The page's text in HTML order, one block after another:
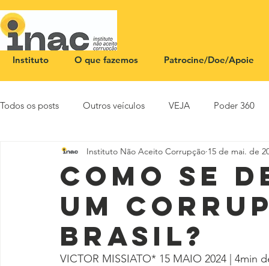
Instituto O que fazemos Patrocine/Doe/Apoie
Todos os posts Outros veículos VEJA Poder 360
NOTA PÚBLICA CEID SBT News Rádio
Como se
um
Brasil?
Instituto Não Aceito Corrupção 15 de mai. de
VICTOR MISSIATO* 15 MAIO 2024 | 4min